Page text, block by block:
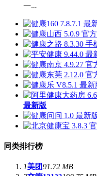
一...
最新版
同类排行榜
1美团91.72 MB